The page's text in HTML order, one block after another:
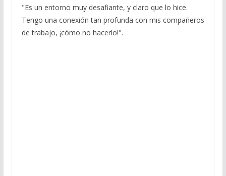
"Es un entorno muy desafiante, y claro que lo hice.
Tengo una conexión tan profunda con mis compañeros
de trabajo, ¡cómo no hacerlo!".